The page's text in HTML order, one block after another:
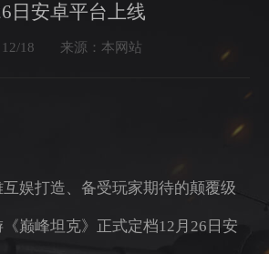
日安卓平台上线
18 来源：本网站
打造、备受玩家期待的颠覆级
巅峰坦克》正式定档12月26日安